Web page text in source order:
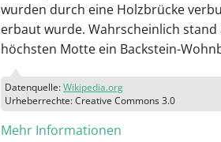
wurden durch eine Holzbrücke
erbaut wurde. Wahrscheinlich stand
höchsten Motte ein Backstein-
Datenquelle:Wikipedia.org
Urheberrechte: Creative Commons 3.0
Mehr Informationen